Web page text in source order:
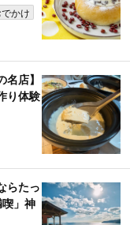
かけ
店】
り体験
らたっ
」神